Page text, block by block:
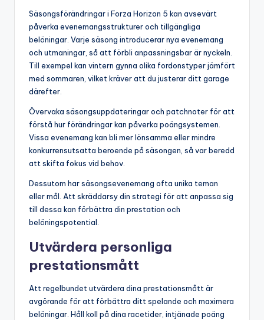
Säsongsförändringar i Forza Horizon 5 kan avsevärt
påverka evenemangsstrukturer och tillgängliga
belöningar. Varje säsong introducerar nya evenemang
och utmaningar, så att förbli anpassningsbar är nyckeln.
Till exempel kan vintern gynna olika fordonstyper jämfört
med sommaren, vilket kräver att du justerar ditt garage
därefter.
Övervaka säsongsuppdateringar och patchnoter för att
förstå hur förändringar kan påverka poängsystemen.
Vissa evenemang kan bli mer lönsamma eller mindre
konkurrensutsatta beroende på säsongen, så var beredd
att skifta fokus vid behov.
Dessutom har säsongsevenemang ofta unika teman
eller mål. Att skräddarsy din strategi för att anpassa sig
till dessa kan förbättra din prestation och
belöningspotential.
Utvärdera personliga
prestationsmått
Att regelbundet utvärdera dina prestationsmått är
avgörande för att förbättra ditt spelande och maximera
belöningar. Håll koll på dina racetider, intjänade poäng